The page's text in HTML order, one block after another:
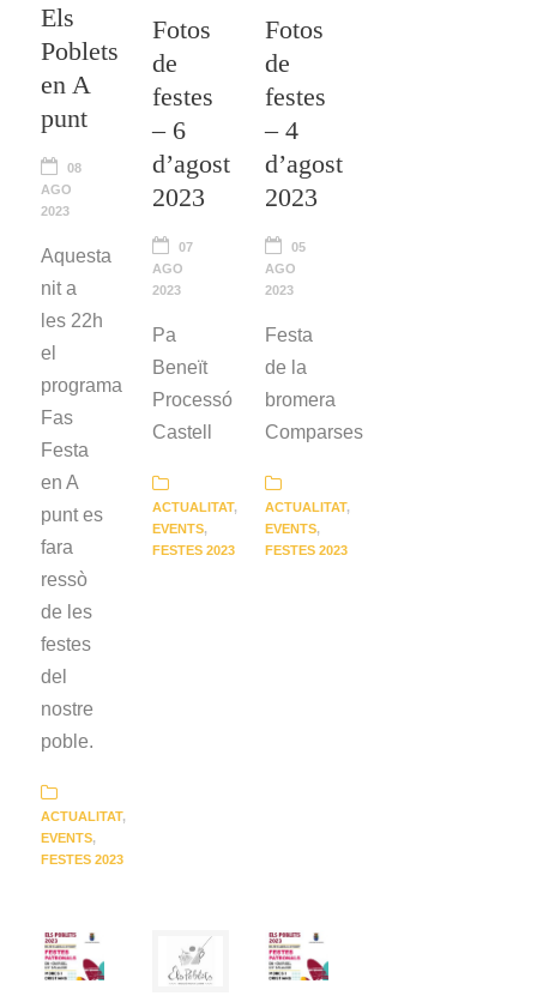
Els
Poblets
en A
punt
08
AGO
2023
Aquesta
nit a
les 22h
el
programa
Fas
Festa
en A
punt es
fara
ressò
de les
festes
del
nostre
poble.
ACTUALITAT,
EVENTS,
FESTES 2023
Fotos
de
festes
– 6
d’agost
2023
07
AGO
2023
Pa
Beneït
Processó
Castell
ACTUALITAT,
EVENTS,
FESTES 2023
Fotos
de
festes
– 4
d’agost
2023
05
AGO
2023
Festa
de la
bromera
Comparses
ACTUALITAT,
EVENTS,
FESTES 2023